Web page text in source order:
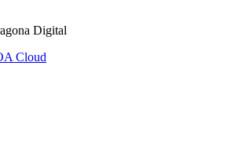
Digital
Cloud